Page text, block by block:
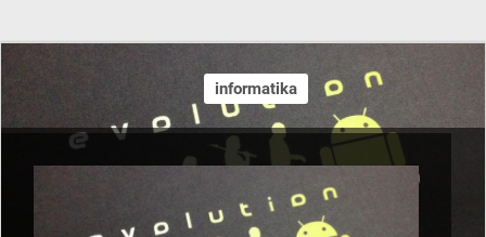
7 KELEBIHAN ANDROID
DIBANDING IOS
informatika